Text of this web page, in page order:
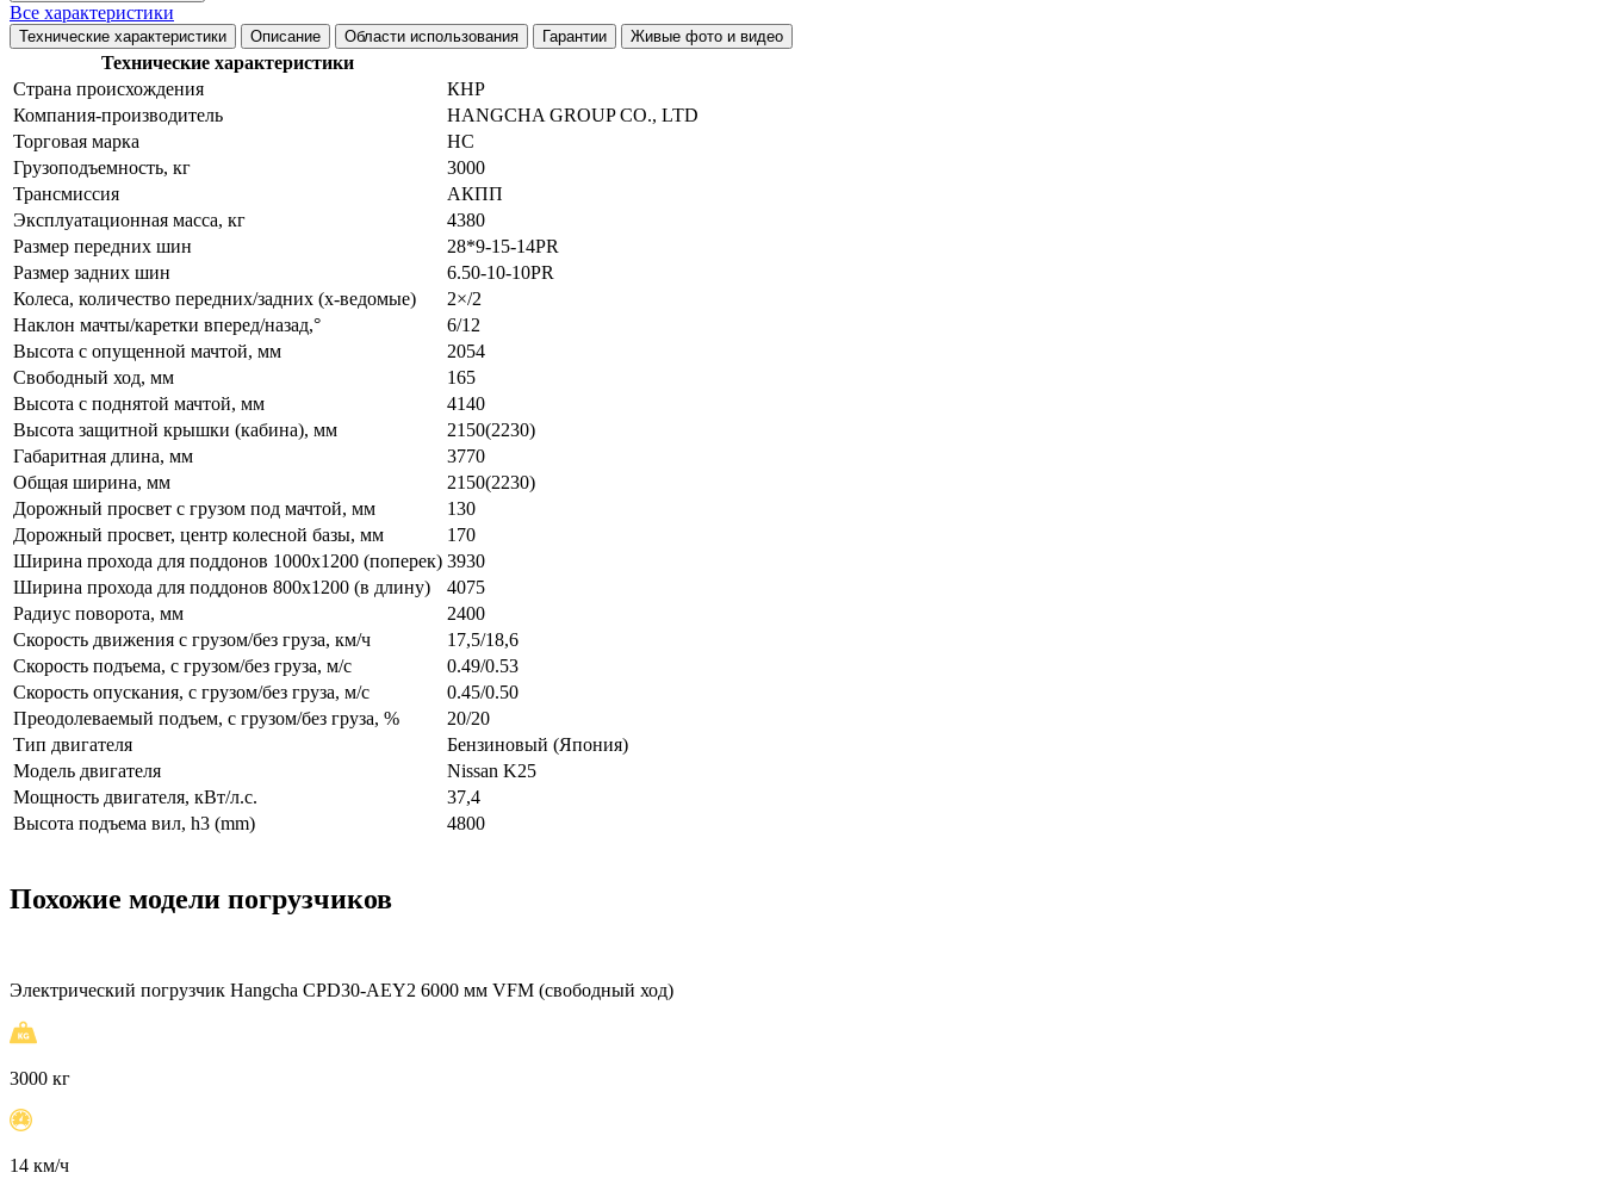
Все характеристики
Технические характеристики Описание Области использования Гарантии Живые фото и видео
Технические характеристики
Страна происхождения
КНР
Компания-производитель
HANGCHA GROUP CO., LTD
Торговая марка
HC
Грузоподъемность, кг
3000
Трансмиссия
АКПП
Эксплуатационная масса, кг
4380
Размер передних шин
28*9-15-14PR
Размер задних шин
6.50-10-10PR
Колеса, количество передних/задних (х-ведомые)
2×/2
Наклон мачты/каретки вперед/назад,°
6/12
Высота с опущенной мачтой, мм
2054
Свободный ход, мм
165
Высота с поднятой мачтой, мм
4140
Высота защитной крышки (кабина), мм
2150(2230)
Габаритная длина, мм
3770
Общая ширина, мм
2150(2230)
Дорожный просвет с грузом под мачтой, мм
130
Дорожный просвет, центр колесной базы, мм
170
Ширина прохода для поддонов 1000х1200 (поперек) 3930
Ширина прохода для поддонов 800х1200 (в длину)
4075
Радиус поворота, мм
2400
Скорость движения с грузом/без груза, км/ч
17,5/18,6
Скорость подъема, с грузом/без груза, м/с
0.49/0.53
Скорость опускания, с грузом/без груза, м/с
0.45/0.50
Преодолеваемый подъем, с грузом/без груза, %
20/20
Тип двигателя
Бензиновый (Япония)
Модель двигателя
Nissan K25
Мощность двигателя, кВт/л.с.
37,4
Высота подъема вил, h3 (mm)
4800
Похожие модели погрузчиков
Электрический погрузчик Hangcha CPD30-AEY2 6000 мм VFM (свободный ход)
3000 кг
14 км/ч